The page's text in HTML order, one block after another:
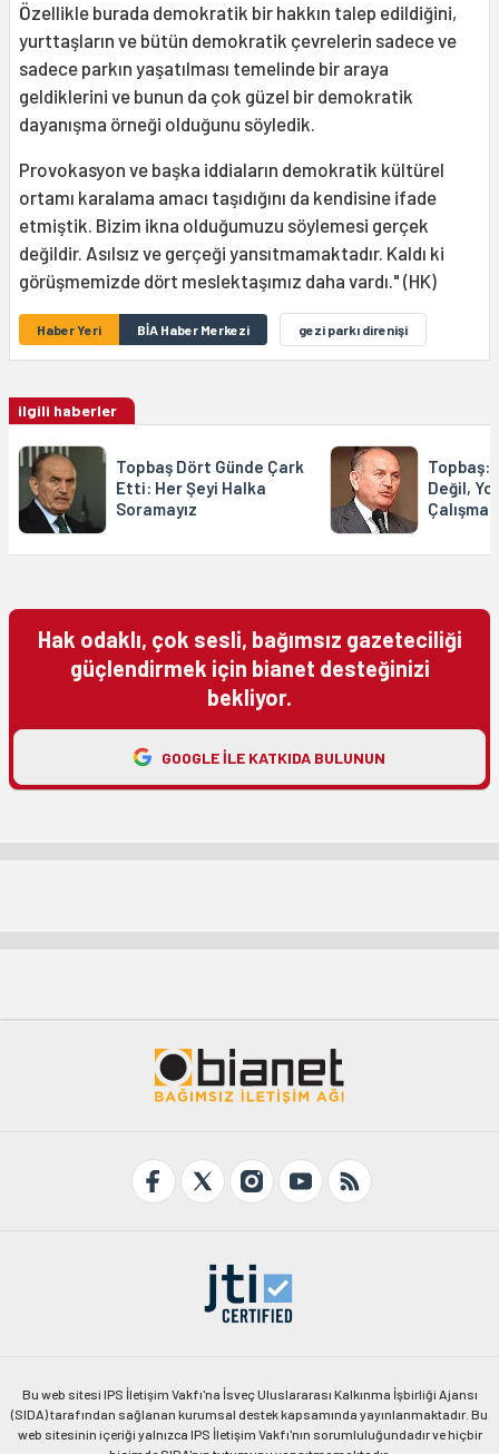
Özellikle burada demokratik bir hakkın talep edildiğini,
yurttaşların ve bütün demokratik çevrelerin sadece ve
sadece parkın yaşatılması temelinde bir araya
geldiklerini ve bunun da çok güzel bir demokratik
dayanışma örneği olduğunu söyledik.
Provokasyon ve başka iddiaların demokratik kültürel
ortamı karalama amacı taşıdığını da kendisine ifade
etmiştik. Bizim ikna olduğumuzu söylemesi gerçek
değildir. Asılsız ve gerçeği yansıtmamaktadır. Kaldı ki
görüşmemizde dört meslektaşımız daha vardı." (HK)
Haber Yeri BİA Haber Merkezi gezi parkı direnişi
ilgili haberler
Topbaş Dört Günde Çark
Etti: Her Şeyi Halka
Soramayız
Topbaş:
Değil,
Hak odaklı, çok sesli, bağımsız gazeteciliği
güçlendirmek için bianet desteğinizi
bekliyor.
GOOGLE ILE KATKIDA BULUNUN
Bu web sitesi IPS İletişim Vakfı'na İsveç Uluslararası Kalkınma İşbirliği Ajansı
(SIDA) tarafından sağlanan kurumsal destek kapsamında yayınlanmaktadır. Bu
web sitesinin içeriği yalnızca IPS İletişim Vakfı'nın sorumluluğundadır ve hiçbir